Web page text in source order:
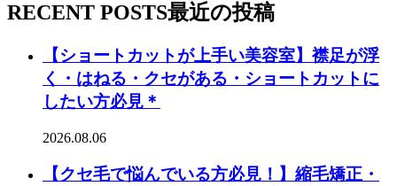
RECENT POSTS最近の投稿
【ショートカットが上手い美容室】襟足が浮
く・はねる・クセがある・ショートカットに
したい方必見＊
2026.08.06
【クセ毛で悩んでいる方必見！】縮毛矯正・